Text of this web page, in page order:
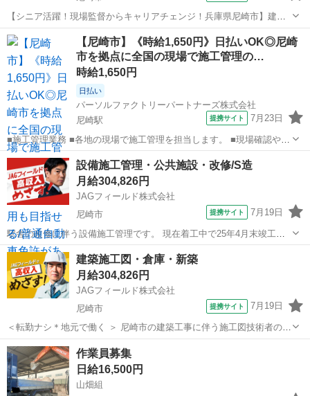
【シニア活躍！現場監督からキャリアチェンジ！兵庫県尼崎市】建築
施工図(新築/物流倉庫) 物流倉庫の新築に伴なう施工図担当(建築)で
す。使用ソフトはJw_cad、S造2階建ての施設が対象。4名体制で工期1
年を要して実施され...
兵庫 その他
【尼崎市】《時給1,650円》日払いOK◎尼崎
市を拠点に全国の現場で施工管理の…
時給1,650円
日払い
パーソルファクトリーパートナーズ株式会社
尼崎駅
提携サイト 7月23日
■施工管理業務 ■各地の現場で施工管理を担当します。 ■現場確認や進
捗報告、荷受けなどを行います。 ■未経験OK!普通自動車免許があれば
すぐに始められます。 ※北海道から沖縄まで、全国各地へ出張しま
す。 ■紹介予定派遣の求...
兵庫 尼崎市 尼崎駅 その他
設備施工管理・公共施設・改修/S造
月給304,826円
JAGフィールド株式会社
尼崎市
提携サイト 7月19日
駅舎の改修に伴う設備施工管理です。 現在着工中で25年4月末竣工予
定 夜勤アリでがっつり稼げる 【担当業務】 設備施工管理 工程管
理/品質管理/安全管理 原価管理 写真管理 書類作成 ほか 【使
用ソフト】T-...
兵庫 尼崎市 その他
建築施工図・倉庫・新築
月給304,826円
JAGフィールド株式会社
尼崎市
提携サイト 7月19日
＜転勤ナシ＊地元で働く ＞ 尼崎市の建築工事に伴う施工図技術者の募
集です。 ＜現場詳細＞ ・物流施設新築工事 ・S造4階建て ・工期1年6
兵庫 尼崎市 その他
作業員募集
日給16,500円
山畑組